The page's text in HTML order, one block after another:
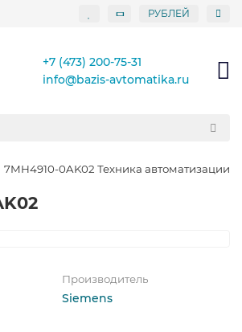
РУБЛЕЙ
+7 (473) 200-75-31
info@bazis-avtomatika.ru
7MH4910-0AK02 Техника автоматизации
Производитель
Siemens